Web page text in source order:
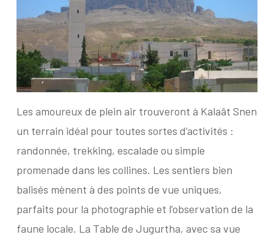
Les amoureux de plein air trouveront à Kalaât Snen
un terrain idéal pour toutes sortes d’activités :
randonnée, trekking, escalade ou simple
promenade dans les collines. Les sentiers bien
balisés mènent à des points de vue uniques,
parfaits pour la photographie et l’observation de la
faune locale. La Table de Jugurtha, avec sa vue